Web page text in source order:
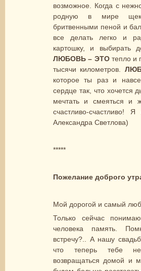
возможное. Когда с
родную в мире
бритвенными пеной и
все делать легко и
картошку, и выбирать
ЛЮБОВЬ – ЭТОтепло и
тысячи километров.
которое ты раз и
сердце так, что хочется
мечтать и смеяться и
счастливо-счастливо!
Александра Светлова)
*****
Пожелание доброго
Мой дорогой и самый
Только сейчас
человека память.
встречу?.. А нашу
что теперь тебе
возвращаться домой и